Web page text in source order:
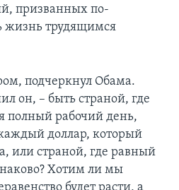
призванных по-
жизнь трудящимся
подчеркнул Обама.
он, – быть страной, где
рабочий день,
доллар, который
или страной, где равный
Хотим ли мы